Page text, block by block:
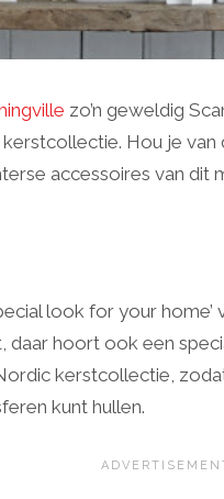
zo’n geweldig
Hou je
accessoires van dit
look for your
daar hoort ook een
kerstcollectie,
kunt hullen.